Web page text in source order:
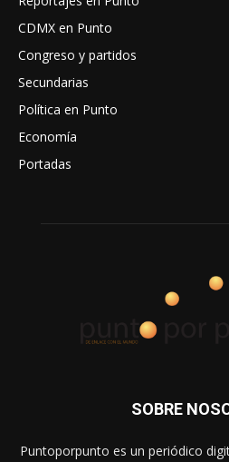
CDMX en Punto
Congreso y partidos
Secundarias
Política en Punto
Economía
Portadas
SOBRE
Puntoporpunto es un periódico